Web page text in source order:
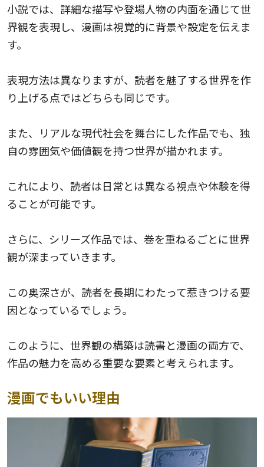
小説では、詳細な描写や登場人物の内面を通じて世
界観を表現し、漫画は視覚的に背景や設定を伝えま
す。
表現方法は異なりますが、読者を魅了する世界を作
り上げる点ではどちらも同じです。
また、リアルな現代社会を舞台にした作品でも、独
自の雰囲気や価値観を持つ世界が描かれます。
これにより、読者は日常とは異なる視点や体験を得
ることが可能です。
さらに、シリーズ作品では、巻を重ねるごとに世界
観が深まっていきます。
この奥深さが、読者を長期にわたって惹きつける要
因となっているでしょう。
このように、世界観の構築は読書と漫画の両方で、
作品の魅力を高める重要な要素と考えられます。
漫画でもいい理由